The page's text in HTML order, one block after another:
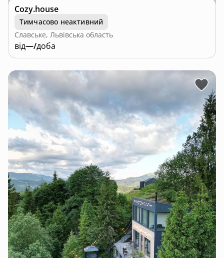
Cozy.house
Тимчасово неактивний
Славське, Львівська область
від—/доба